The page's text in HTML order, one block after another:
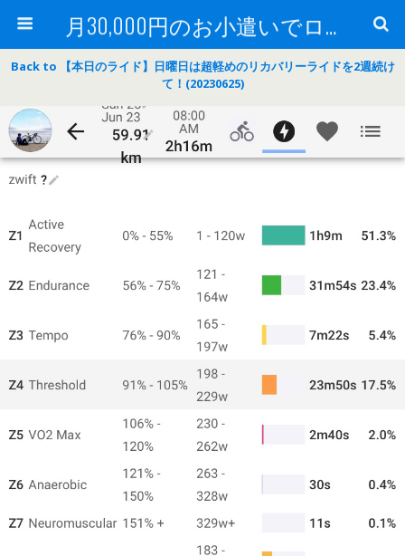
月30,000円のお小遣いでロードバイク
Back to 【本日のライド】日曜日は超軽めのリカバリーライドを2週続け
て！(20230625)